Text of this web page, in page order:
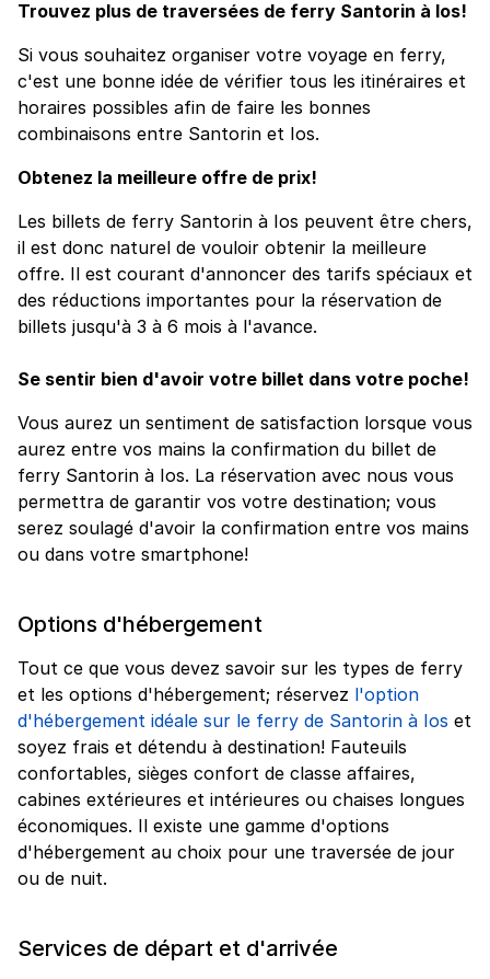
Trouvez plus de traversées de ferry Santorin à Ios!
Si vous souhaitez organiser votre voyage en ferry,
c'est une bonne idée de vérifier tous les itinéraires et
horaires possibles afin de faire les bonnes
combinaisons entre Santorin et Ios.
Obtenez la meilleure offre de prix!
Les billets de ferry Santorin à Ios peuvent être chers,
il est donc naturel de vouloir obtenir la meilleure
offre. Il est courant d'annoncer des tarifs spéciaux et
des réductions importantes pour la réservation de
billets jusqu'à 3 à 6 mois à l'avance.
Se sentir bien d'avoir votre billet dans votre poche!
Vous aurez un sentiment de satisfaction lorsque vous
aurez entre vos mains la confirmation du billet de
ferry Santorin à Ios. La réservation avec nous vous
permettra de garantir vos votre destination; vous
serez soulagé d'avoir la confirmation entre vos mains
ou dans votre smartphone!
Options d'hébergement
Tout ce que vous devez savoir sur les types de ferry
et les options d'hébergement; réservez l'option
d'hébergement idéale sur le ferry de Santorin à Ios et
soyez frais et détendu à destination! Fauteuils
confortables, sièges confort de classe affaires,
cabines extérieures et intérieures ou chaises longues
économiques. Il existe une gamme d'options
d'hébergement au choix pour une traversée de jour
ou de nuit.
Services de départ et d'arrivée